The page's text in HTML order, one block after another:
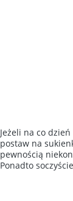
Jeżeli na co
postaw na
pewnością
Ponadto